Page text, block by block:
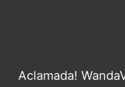
Aclamada!